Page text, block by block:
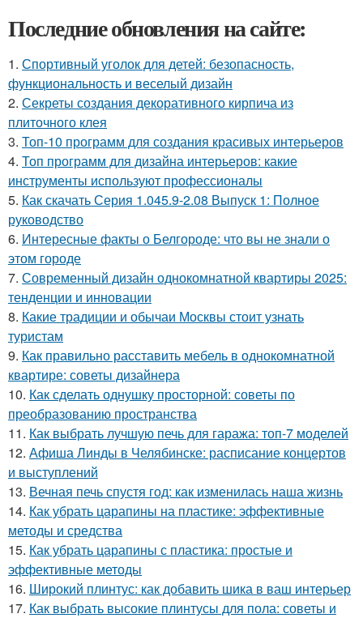
Последние обновления на сайте:
1. Спортивный уголок для детей: безопасность,
функциональность и веселый дизайн
2. Секреты создания декоративного кирпича из
плиточного клея
3. Топ-10 программ для создания красивых интерьеров
4. Топ программ для дизайна интерьеров: какие
инструменты используют профессионалы
5. Как скачать Серия 1.045.9-2.08 Выпуск 1: Полное
руководство
6. Интересные факты о Белгороде: что вы не знали о
этом городе
7. Современный дизайн однокомнатной квартиры 2025:
тенденции и инновации
8. Какие традиции и обычаи Москвы стоит узнать
туристам
9. Как правильно расставить мебель в однокомнатной
квартире: советы дизайнера
10. Как сделать однушку просторной: советы по
преобразованию пространства
11. Как выбрать лучшую печь для гаража: топ-7 моделей
12. Афиша Линды в Челябинске: расписание концертов
и выступлений
13. Вечная печь спустя год: как изменилась наша жизнь
14. Как убрать царапины на пластике: эффективные
методы и средства
15. Как убрать царапины с пластика: простые и
эффективные методы
16. Широкий плинтус: как добавить шика в ваш интерьер
17. Как выбрать высокие плинтусы для пола: советы и